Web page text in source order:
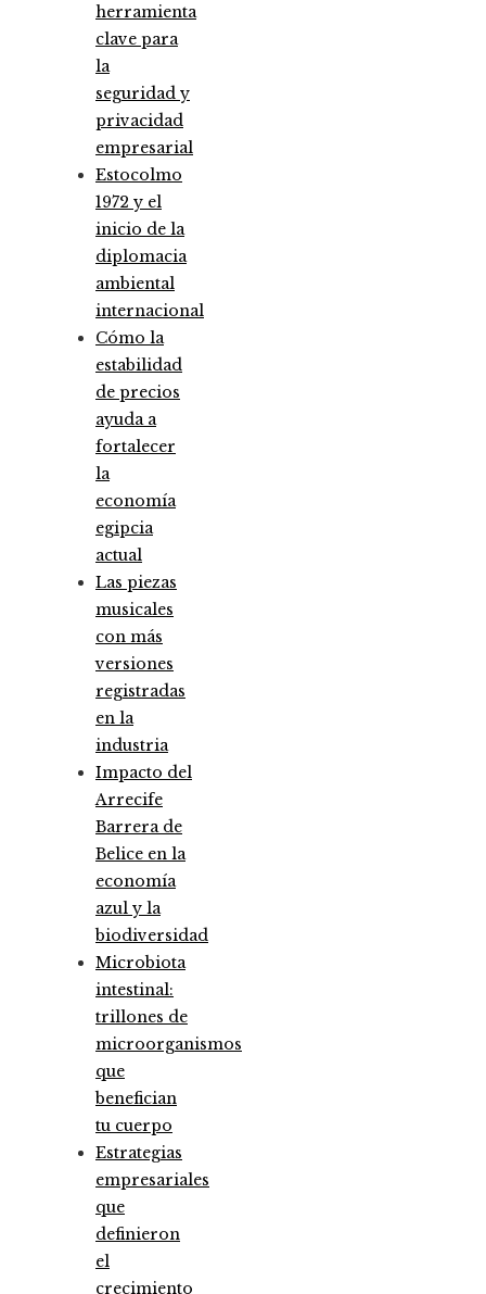
herramienta
clave para
la
seguridad y
privacidad
empresarial
Estocolmo
1972 y el
inicio de la
diplomacia
ambiental
internacional
Cómo la
estabilidad
de precios
ayuda a
fortalecer
la
economía
egipcia
actual
Las piezas
musicales
con más
versiones
registradas
en la
industria
Impacto del
Arrecife
Barrera de
Belice en la
economía
azul y la
biodiversidad
Microbiota
intestinal:
trillones de
microorganismos
que
benefician
tu cuerpo
Estrategias
empresariales
que
definieron
el
crecimiento